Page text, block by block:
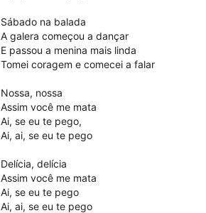
Sábado na balada
A galera começou a dançar
E passou a menina mais linda
Tomei coragem e comecei a falar
Nossa, nossa
Assim você me mata
Ai, se eu te pego,
Ai, ai, se eu te pego
Delícia, delícia
Assim você me mata
Ai, se eu te pego
Ai, ai, se eu te pego